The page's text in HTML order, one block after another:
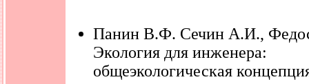
Панин В.Ф. Сечин А.И.,
Экология для инженера:
общеэкологическая